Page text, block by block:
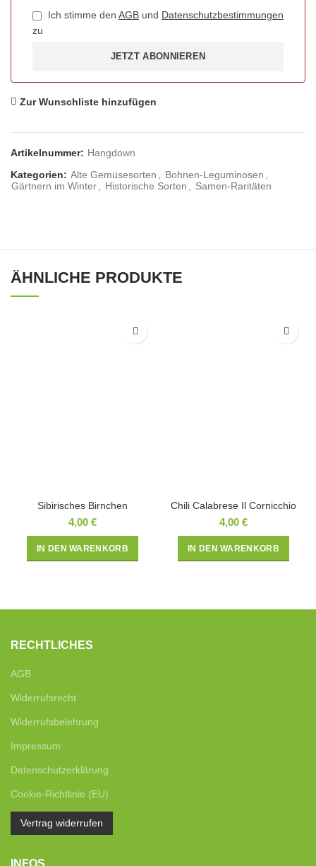
Ich stimme den AGB und Datenschutzbestimmungen
zu
JETZT ABONNIEREN
Zur Wunschliste hinzufügen
Artikelnummer: Hangdown
Kategorien: Alte Gemüsesorten , Bohnen-Leguminosen ,
Gärtnern im Winter, Historische Sorten , Samen-Raritäten
ÄHNLICHE PRODUKTE
Sibirisches Birnchen
4,00 €
IN DEN WARENKORB
Chili Calabrese Il Cornicchio
4,00 €
IN DEN WARENKORB
RECHTLICHES
AGB
Widerrufsrecht
Widerrufsbelehrung
Impressum
Datenschutzerklärung
Cookie-Richtlinie (EU)
Vertrag widerrufen